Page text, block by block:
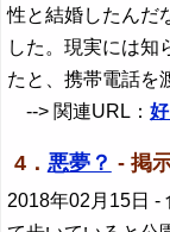
性と結婚したんだ
した。現実には知
たと、携帯電話を
--> 関連URL：
4． 悪夢？ - 掲
2018年02月15日 -